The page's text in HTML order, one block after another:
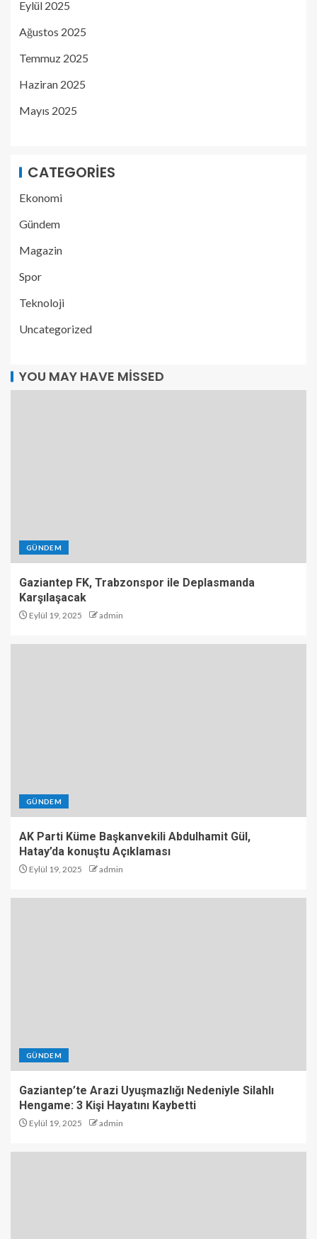
Eylül 2025
Ağustos 2025
Temmuz 2025
Haziran 2025
Mayıs 2025
CATEGORIES
Ekonomi
Gündem
Magazin
Spor
Teknoloji
Uncategorized
YOU MAY HAVE MISSED
GÜNDEM
Gaziantep FK, Trabzonspor ile Deplasmanda
Karşılaşacak
Eylül 19, 2025 admin
GÜNDEM
AK Parti Küme Başkanvekili Abdulhamit Gül,
Hatay’da konuştu Açıklaması
Eylül 19, 2025 admin
GÜNDEM
Gaziantep’te Arazi Uyuşmazlığı Nedeniyle Silahlı
Hengame: 3 Kişi Hayatını Kaybetti
Eylül 19, 2025 admin